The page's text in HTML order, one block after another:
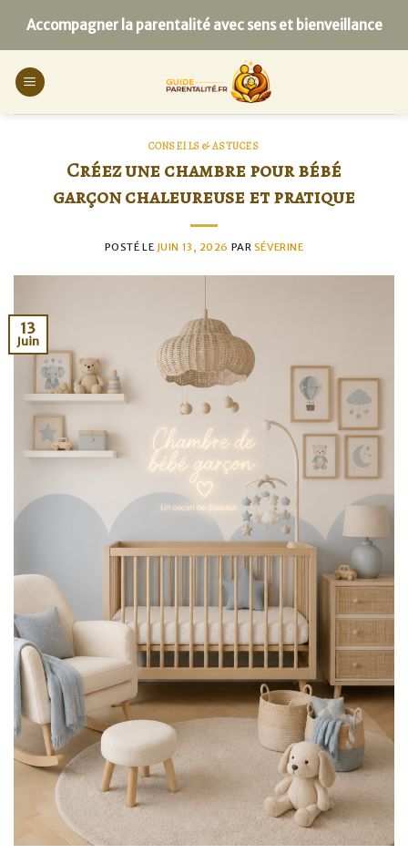
content
Accompagner la parentalité avec sens et bienveillance
CONSEILS & ASTUCES
Créez une chambre pour bébé
garçon chaleureuse et pratique
POSTÉ LE JUIN 13, 2026 PAR SÉVERINE
13
Juin